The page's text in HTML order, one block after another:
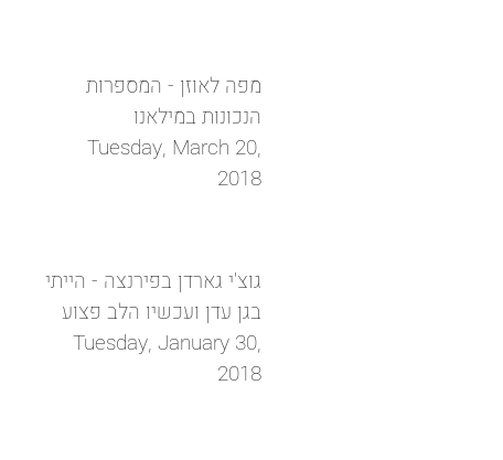
מפה לאוזן - המספרות
הנכונות במילאנו
Tuesday, March 20,
2018
גוצ'י גארדן בפירנצה - הייתי
בגן עדן ועכשיו הלב פצוע
Tuesday, January 30,
2018